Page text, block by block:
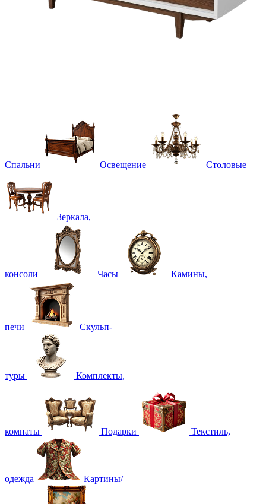
Спальни Освещение Столовые
Зеркала,
консоли Часы Камины,
печи Скульп-
туры Комплекты,
комнаты Подарки Текстиль,
одежда Картины/